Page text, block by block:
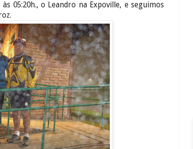
05:20h., o Leandro na Expoville, e seguimos